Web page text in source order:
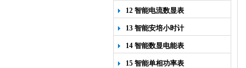
12 智能电流数显表
13 智能安培小时计
14 智能数显电能表
15 智能单相功率表